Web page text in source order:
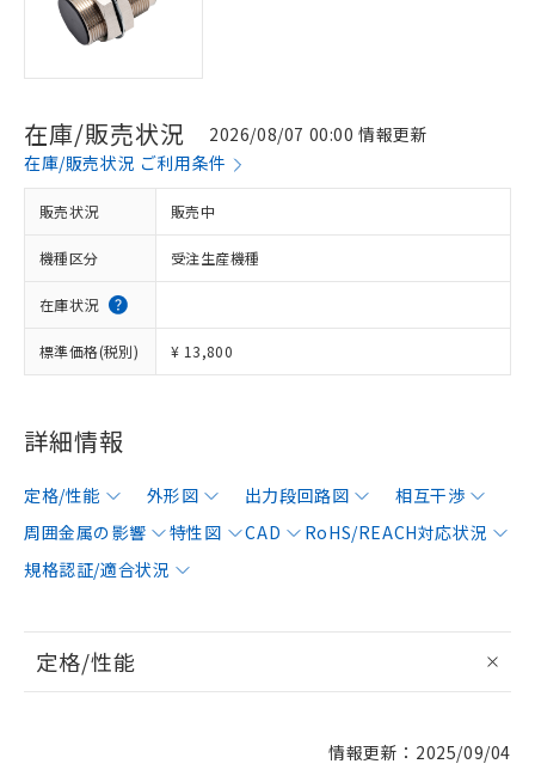
在庫/販売状況
2026/08/07 00:00 情報更新
在庫/販売状況 ご利用条件
販売状況 販売中
機種区分 受注生産機種
在庫状況
標準価格(税別) ¥ 13,800
詳細情報
定格/性能 外形図 出力段回路図
相互干渉
周囲金属の影響
特性図 CAD
RoHS/REACH対応状況
規格認証/適合状況
定格/性能
情報更新：2025/09/04